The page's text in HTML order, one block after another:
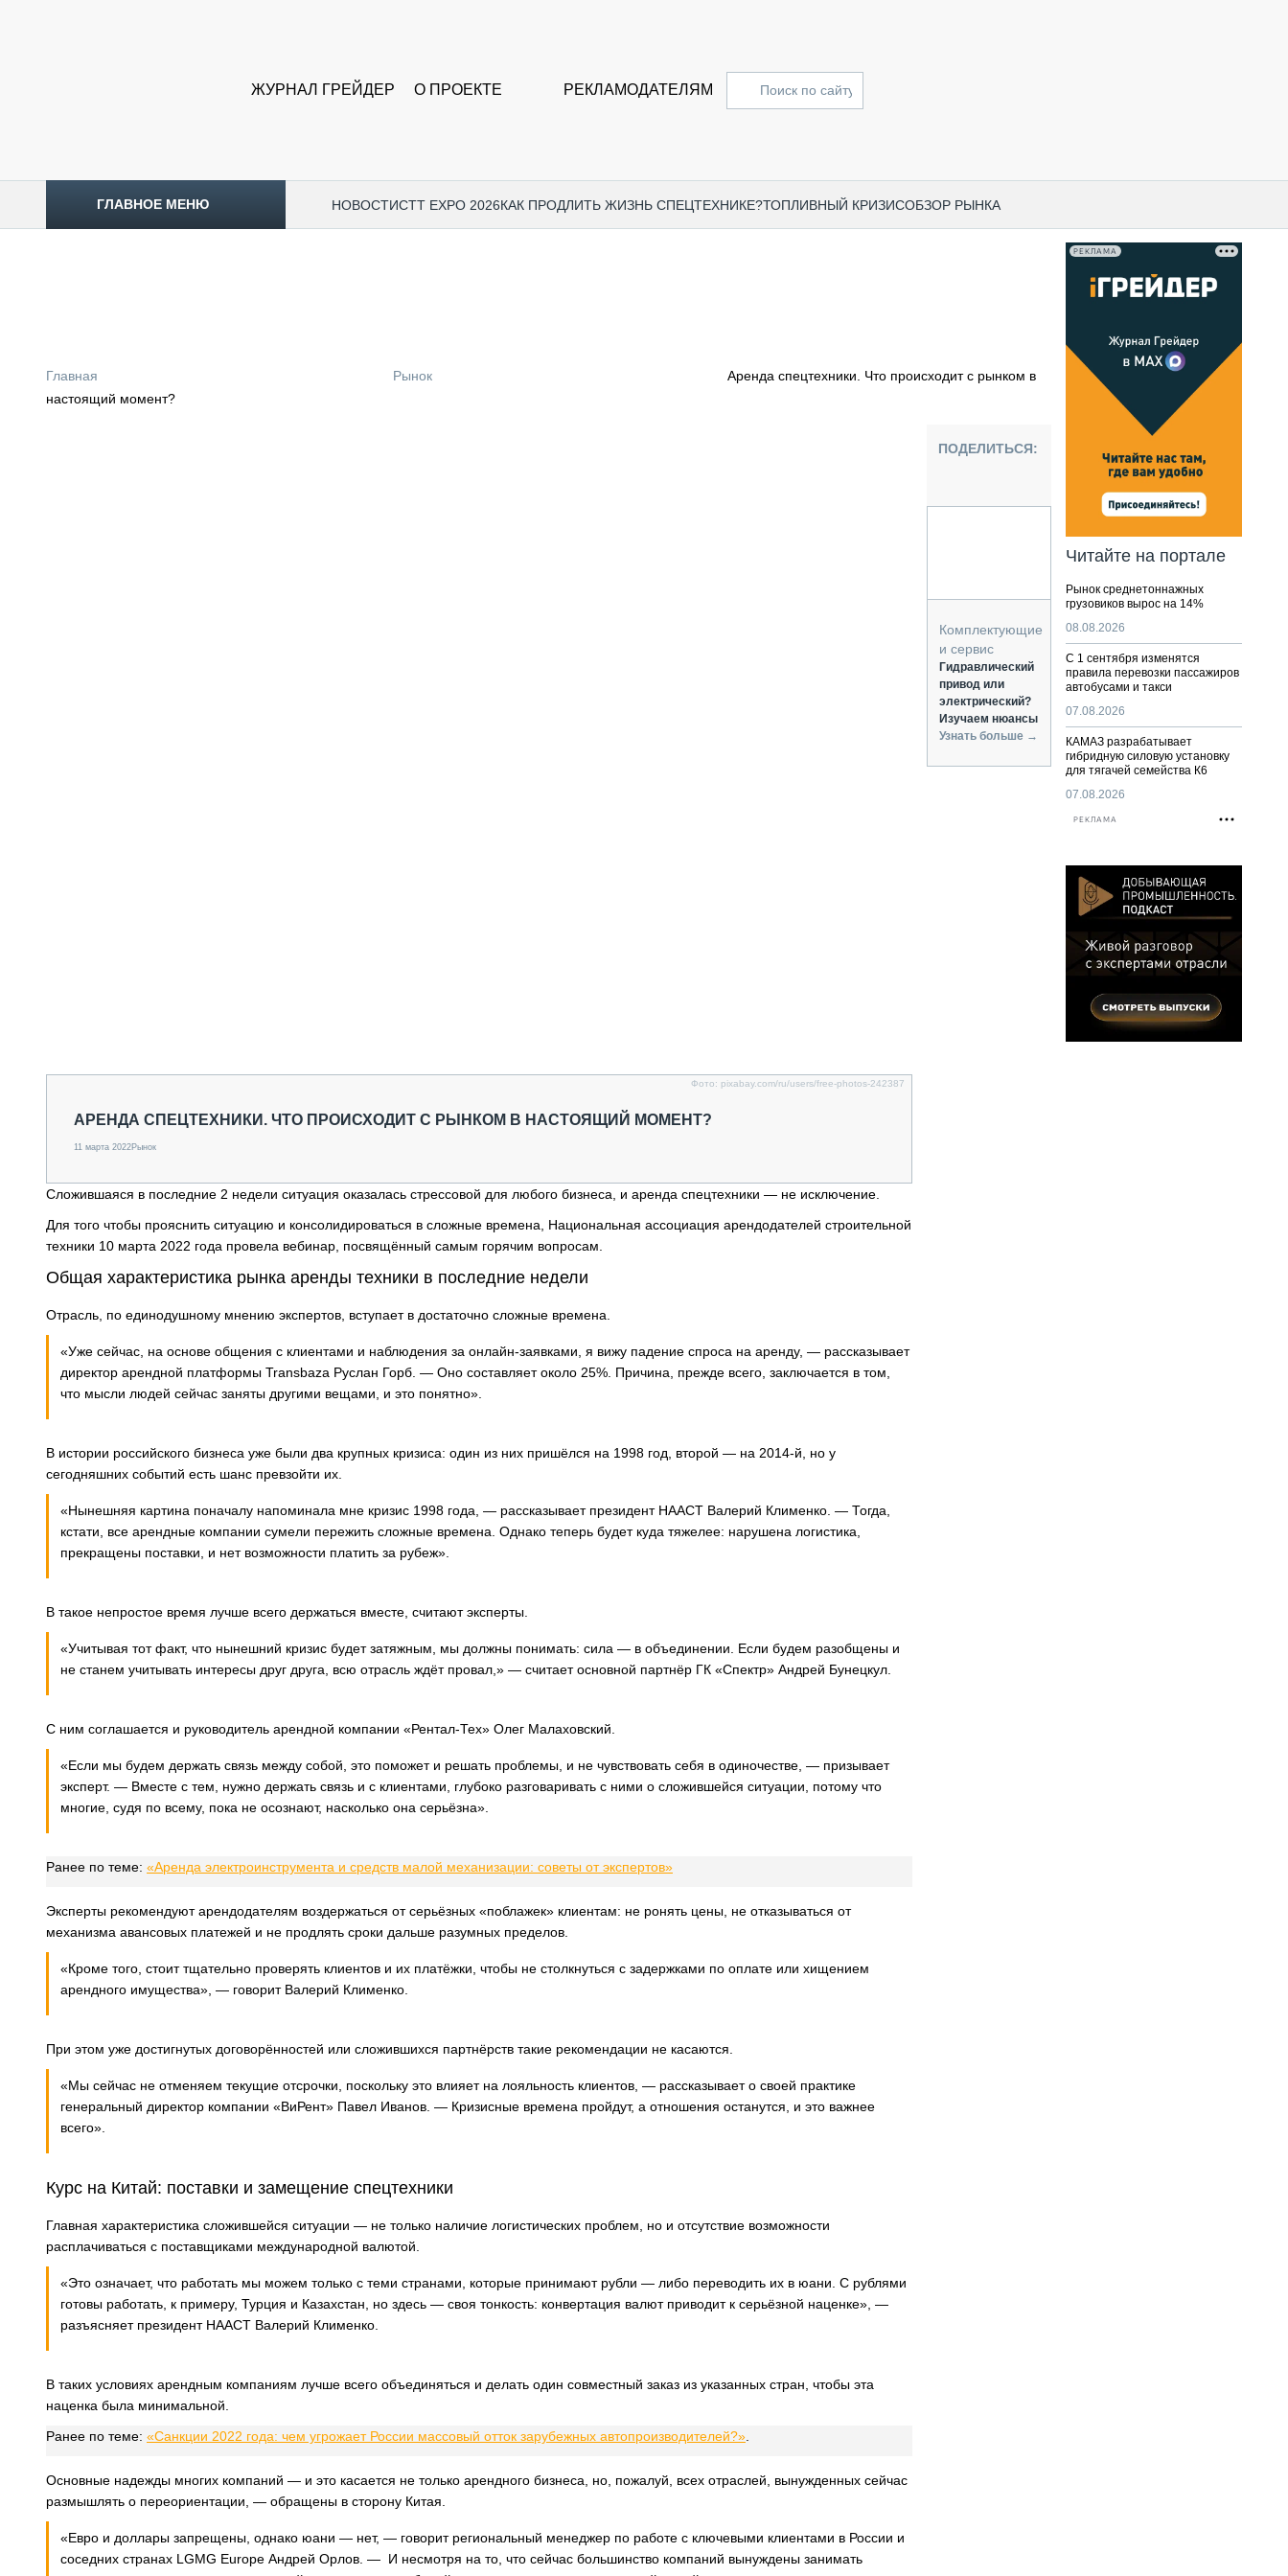
ЖУРНАЛ ГРЕЙДЕР О ПРОЕКТЕ РЕКЛАМОДАТЕЛЯМ
ГЛАВНОЕ МЕНЮ НОВОСТИCTT EXPO 2026КАК ПРОДЛИТЬ ЖИЗНЬ СПЕЦТЕХНИКЕ?ТОПЛИВНЫЙ КРИЗИСОБЗОР РЫНКА
ОБЗОР РЫНКА
ПОДЪЁМНАЯ ТЕХНИКА
ПАССАЖИРСКИЙ ТРАНСПОРТ
Главная Рынок
Аренда спецтехники. Что происходит с рынком в
настоящий момент?
Фото: pixabay.com/ru/users/free-photos-242387
АРЕНДА СПЕЦТЕХНИКИ. ЧТО ПРОИСХОДИТ С РЫНКОМ В НАСТОЯЩИЙ МОМЕНТ?
11 марта 2022Рынок
Сложившаяся в последние 2 недели ситуация оказалась стрессовой для любого бизнеса, и аренда спецтехники — не исключение.
Для того чтобы прояснить ситуацию и консолидироваться в сложные времена, Национальная ассоциация арендодателей строительной
техники 10 марта 2022 года провела вебинар, посвящённый самым горячим вопросам.
Общая характеристика рынка аренды техники в последние недели
Отрасль, по единодушному мнению экспертов, вступает в достаточно сложные времена.
«Уже сейчас, на основе общения с клиентами и наблюдения за онлайн-заявками, я вижу падение спроса на аренду, — рассказывает
директор арендной платформы Transbaza Руслан Горб. — Оно составляет около 25%. Причина, прежде всего, заключается в том,
что мысли людей сейчас заняты другими вещами, и это понятно».
В истории российского бизнеса уже были два крупных кризиса: один из них пришёлся на 1998 год, второй — на 2014-й, но у
сегодняшних событий есть шанс превзойти их.
«Нынешняя картина поначалу напоминала мне кризис 1998 года, — рассказывает президент НААСТ Валерий Клименко. — Тогда,
кстати, все арендные компании сумели пережить сложные времена. Однако теперь будет куда тяжелее: нарушена логистика,
прекращены поставки, и нет возможности платить за рубеж».
В такое непростое время лучше всего держаться вместе, считают эксперты.
«Учитывая тот факт, что нынешний кризис будет затяжным, мы должны понимать: сила — в объединении. Если будем разобщены и
не станем учитывать интересы друг друга, всю отрасль ждёт провал,» — считает основной партнёр ГК «Спектр» Андрей Бунецкул.
С ним соглашается и руководитель арендной компании «Рентал-Тех» Олег Малаховский.
«Если мы будем держать связь между собой, это поможет и решать проблемы, и не чувствовать себя в одиночестве, — призывает
эксперт. — Вместе с тем, нужно держать связь и с клиентами, глубоко разговаривать с ними о сложившейся ситуации, потому что
многие, судя по всему, пока не осознают, насколько она серьёзна».
Ранее по теме: «Аренда электроинструмента и средств малой механизации: советы от экспертов»
Эксперты рекомендуют арендодателям воздержаться от серьёзных «поблажек» клиентам: не ронять цены, не отказываться от
механизма авансовых платежей и не продлять сроки дальше разумных пределов.
«Кроме того, стоит тщательно проверять клиентов и их платёжки, чтобы не столкнуться с задержками по оплате или хищением
арендного имущества», — говорит Валерий Клименко.
При этом уже достигнутых договорённостей или сложившихся партнёрств такие рекомендации не касаются.
«Мы сейчас не отменяем текущие отсрочки, поскольку это влияет на лояльность клиентов, — рассказывает о своей практике
генеральный директор компании «ВиРент» Павел Иванов. — Кризисные времена пройдут, а отношения останутся, и это важнее
всего».
Курс на Китай: поставки и замещение спецтехники
Главная характеристика сложившейся ситуации — не только наличие логистических проблем, но и отсутствие возможности
расплачиваться с поставщиками международной валютой.
«Это означает, что работать мы можем только с теми странами, которые принимают рубли — либо переводить их в юани. С рублями
готовы работать, к примеру, Турция и Казахстан, но здесь — своя тонкость: конвертация валют приводит к серьёзной наценке», —
разъясняет президент НААСТ Валерий Клименко.
В таких условиях арендным компаниям лучше всего объединяться и делать один совместный заказ из указанных стран, чтобы эта
наценка была минимальной.
Ранее по теме: «Санкции 2022 года: чем угрожает России массовый отток зарубежных автопроизводителей?»
Основные надежды многих компаний — и это касается не только арендного бизнеса, но, пожалуй, всех отраслей, вынужденных сейчас
размышлять о переориентации, — обращены в сторону Китая.
«Евро и доллары запрещены, однако юани — нет, — говорит региональный менеджер по работе с ключевыми клиентами в России и
соседних странах LGMG Europe Андрей Орлов. — И несмотря на то, что сейчас большинство компаний вынуждены занимать
ПОДЕЛИТЬСЯ:
Комплектующие
и сервис
Гидравлический
привод или
электрический?
Изучаем нюансы
Узнать больше →
РЕКЛАМА
Читайте на портале
Рынок среднетоннажных
грузовиков вырос на 14%
08.08.2026
С 1 сентября изменятся
правила перевозки пассажиров
автобусами и такси
07.08.2026
КАМАЗ разрабатывает
гибридную силовую установку
для тягачей семейства К6
07.08.2026
РЕКЛАМА